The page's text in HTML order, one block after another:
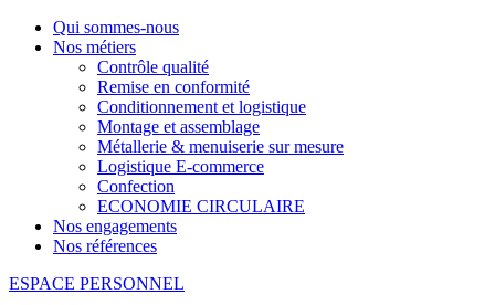
Qui sommes-nous
Nos métiers
Contrôle qualité
Remise en conformité
Conditionnement et logistique
Montage et assemblage
Métallerie & menuiserie sur mesure
Logistique E-commerce
Confection
ECONOMIE CIRCULAIRE
Nos engagements
Nos références
ESPACE PERSONNEL